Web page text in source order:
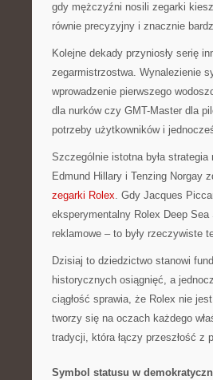
gdy mężczyźni nosili zegarki
równie precyzyjny i znacznie
Kolejne dekady przyniosły serię
zegarmistrzostwa. Wynalezienie
wprowadzenie pierwszego
dla nurków czy GMT-Master dla
potrzeby użytkowników i
Szczególnie istotna była
Edmund Hillary i Tenzing Norgay
zegarki Rolex. Gdy Jacques
eksperymentalny Rolex Deep Sea
reklamowe – to były rzeczywiste
Dzisiaj to dziedzictwo stanowi
historycznych osiągnięć, a
ciągłość sprawia, że Rolex nie
tworzy się na oczach każdego
tradycji, która łączy przeszłość z
Symbol statusu w